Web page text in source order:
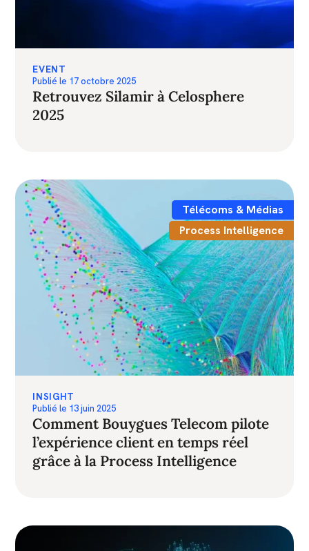
EVENT
Publié le 17 octobre 2025
Retrouvez Silamir à Celosphere
2025
Télécoms & Médias
Process Intelligence
INSIGHT
Publié le 13 juin 2025
Comment Bouygues Telecom pilote
l’expérience client en temps réel
grâce à la Process Intelligence